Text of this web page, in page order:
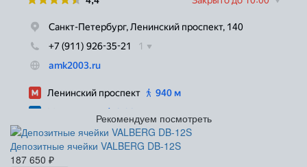
Рекомендуем посмотреть
Депозитные ячейки VALBERG DB-12S
187 650 ₽